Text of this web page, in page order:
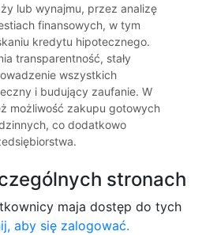
lub wynajmu, przez analizę
finansowych, w tym
kredytu hipotecznego.
transparentność, stały
wszystkich
i budujący zaufanie. W
możliwość zakupu gotowych
co dodatkowo
stronach
maja dostęp do tych
aby się zalogować.